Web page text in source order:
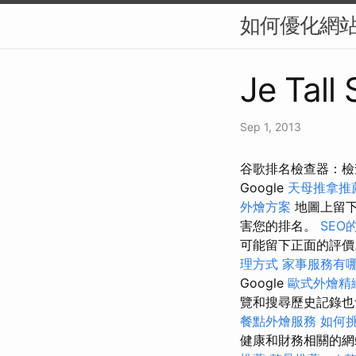
如何優化網
Je Tall
Sep 1, 2013
谷歌排名檢查器：
Google 天母推拿推
外燴方案 地圖上留
害您的排名。 SEO
可能留下正面的評
理方式 家事服務有
Google 歐式外燴精
覽和搜尋歷史記錄
餐點外燴服務 如何
健康和財務相關的